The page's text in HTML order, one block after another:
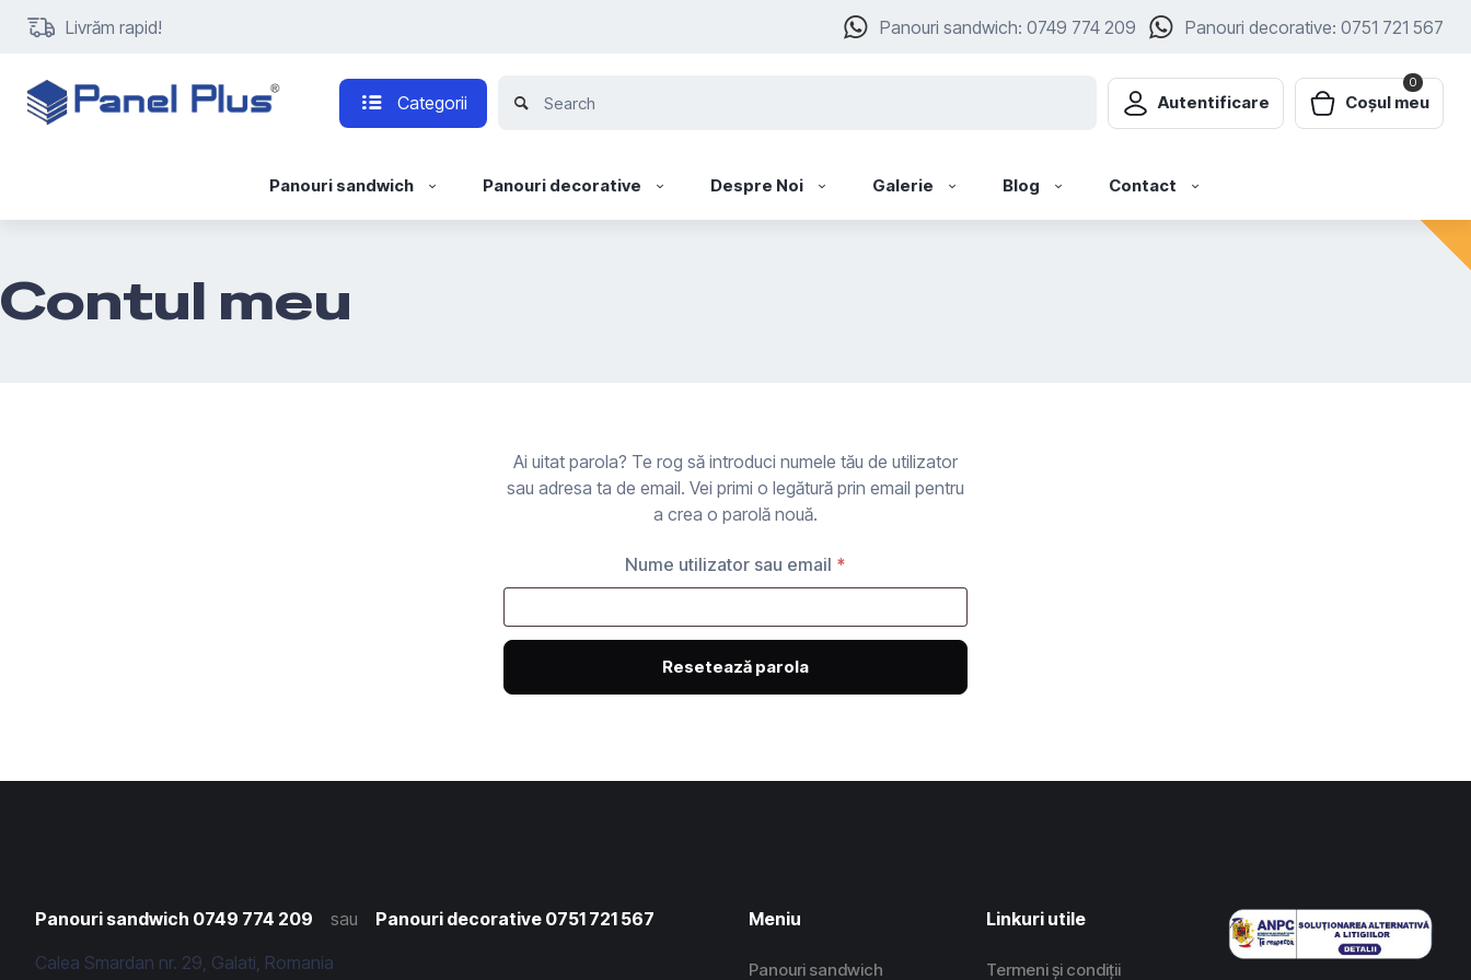
Livrăm rapid! Panouri sandwich: 0749 774 209 Panouri decorative: 0751 721 567
Categorii Autentificare
0
Coșul meu
Panouri sandwich Panouri decorative Despre Noi Galerie Blog Contact
Contul meu
Ai uitat parola? Te rog să introduci numele tău de utilizator
sau adresa ta de email. Vei primi o legătură prin email pentru
a crea o parolă nouă.
Nume utilizator sau email *Obligatoriu
Resetează parola
Panouri sandwich 0749 774 209 sau
Panouri decorative 0751 721 567
Calea Smardan nr. 29, Galati, Romania
Meniu
Panouri sandwich
Linkuri utile
Termeni și condiții